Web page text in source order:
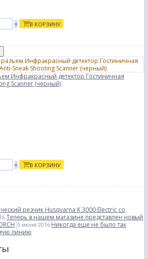
+ В КОРЗИНУ
Инфракрасный детектор Гостиничная
Scanner (черный)
+ В КОРЗИНУ
резчик Husqvarna K 3000 Electric со
Теперь в нашем магазине представлен новый
5 июня 2016 Никогда еще не было так
линию